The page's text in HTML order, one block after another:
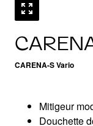
CARENA-S Vario
Mitigeur
Douchette